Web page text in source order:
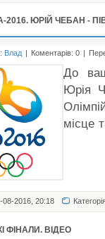
2016. ЮРІЙ ЧЕБАН -
Влад Коментарів: 0
До
Юрія
місце
08-2016, 20:18
ФІНАЛИ. ВІДЕО